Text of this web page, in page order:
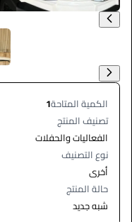
الكمية المتاحة1
تصنيف المنتج
الفعاليات والحفلات
نوع التصنيف
أخرى
حالة المنتج
شبه جديد